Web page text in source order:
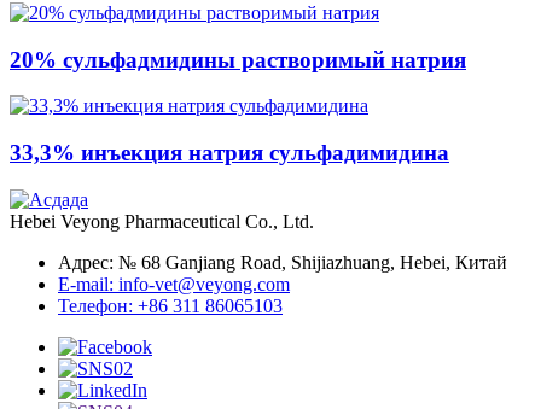
20% сульфадмидины растворимый натрия
33,3% инъекция натрия сульфадимидина
Hebei Veyong Pharmaceutical Co., Ltd.
Адрес: № 68 Ganjiang Road, Shijiazhuang, Hebei, Китай
E-mail: info-vet@veyong.com
Телефон: +86 311 86065103